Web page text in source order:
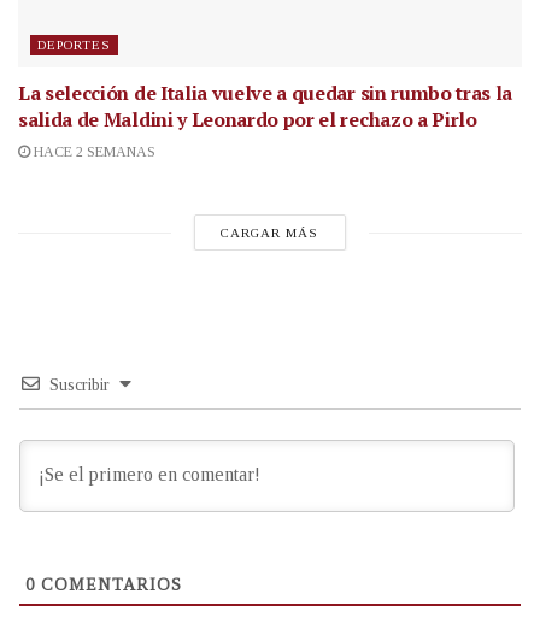
DEPORTES
La selección de Italia vuelve a quedar sin rumbo tras la
salida de Maldini y Leonardo por el rechazo a Pirlo
HACE 2 SEMANAS
CARGAR MÁS
Suscribir
0 COMENTARIOS